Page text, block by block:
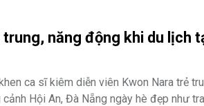
trung, năng động khi du lịch
ca sĩ kiêm diễn viên Kwon Nara trẻ
Hội An, Đà Nẵng ngày hè đẹp như